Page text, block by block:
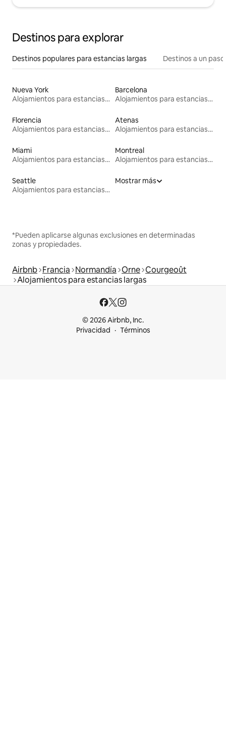
Destinos para explorar
Destinos populares para estancias largas Destinos a un
Nueva York
Alojamientos para estancias largas
Barcelona
Alojamientos para estancias largas
Florencia
Alojamientos para estancias largas
Atenas
Alojamientos para estancias largas
Miami
Alojamientos para estancias largas
Montreal
Alojamientos para estancias largas
Seattle
Alojamientos para estancias largas
Mostrar más
*Pueden aplicarse algunas exclusiones en determinadas
zonas y propiedades.
Airbnb Francia Normandía Orne Courgeoût
Alojamientos para estancias largas
© 2026 Airbnb, Inc.
Privacidad
Términos